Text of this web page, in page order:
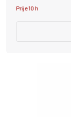
Prije 10 h